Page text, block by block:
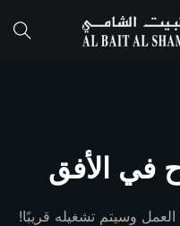
في الأفق
وسيتم تشغيله قريبًا!